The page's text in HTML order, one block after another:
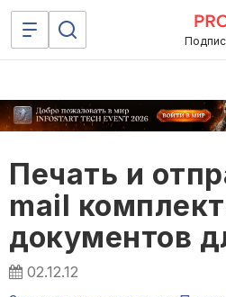
Печать и
mail
документов
02.12.12